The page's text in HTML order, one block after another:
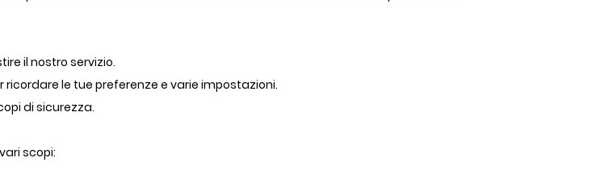
il nostro servizio.
ricordare le tue preferenze e varie impostazioni.
di sicurezza.
scopi: